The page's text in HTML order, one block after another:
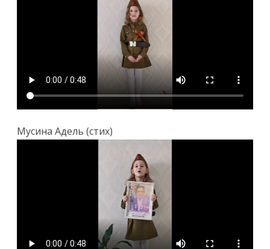
Мусина Адель (стих)